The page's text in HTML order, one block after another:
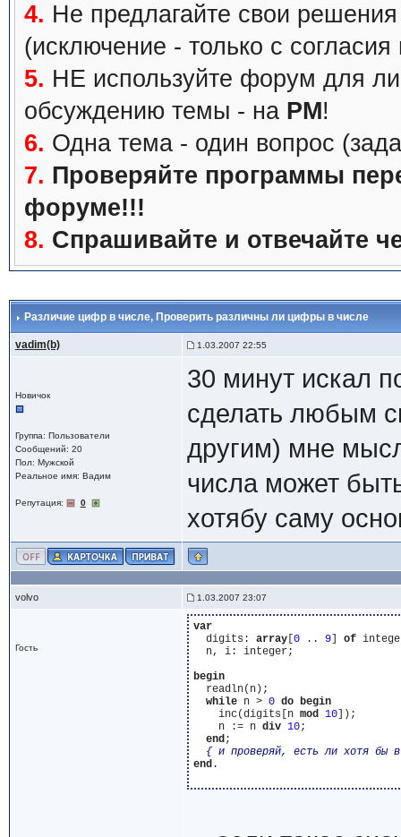
4. Не предлагайте свои
(исключение - только с
5. НЕ используйте форум для
обсуждению темы - на PM!
6. Одна тема - один вопрос
7. Проверяйте программы
форуме!!!
8. Спрашивайте и отвечайте
Различие цифр в числе, Проверить различны ли цифры в числе
vadim(b) 1.03.2007 22:55
Новичок
Группа: Пользователи
Сообщений: 20
Пол: Мужской
Реальное имя: Вадим
Репутация: 0
30 минут искал
сделать любым
другим) мне
числа может
хотябу саму
volvo 1.03.2007 23:07
Гость
var
  digits:
array[ 0 .. 9] of
  n, i: integer;
begin
  readln(n);
while n > 0 do begin
    inc(digits[n
mod 10]);
    n := n
div 10;
end;
{ и проверяй, есть ли хотя бы
end.